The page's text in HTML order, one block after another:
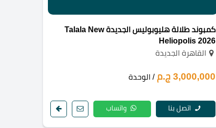
كمبوند طلالة هليوبوليس الجديدة Talala New
Heliopolis 2026
القاهرة الجديدة
3,000,000 ج.م / الوحدة
اتصل بنا واتساب